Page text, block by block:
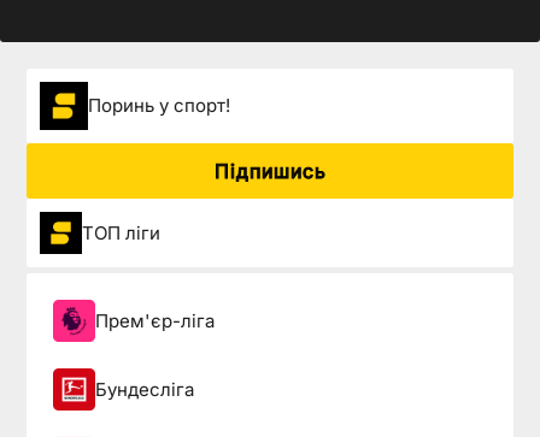
Поринь у спорт!
Підпишись
ТОП ліги
Прем'єр-ліга
Бундесліга